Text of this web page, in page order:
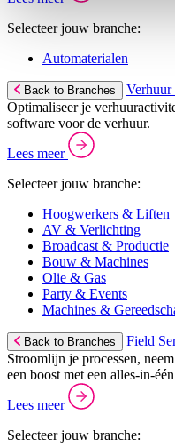
Selecteer jouw branche:
Automaterialen
Back to Branches
Optimaliseer je
software voor de verhuur.
Lees meer
Selecteer jouw branche:
Hoogwerkers & Liften
AV & Verlichting
Broadcast & Productie
Bouw & Machines
Olie & Gas
Party & Events
Machines &
Back to Branches
Field
Stroomlijn je processen,
een boost met een alles-in-
Lees meer
Selecteer jouw branche: